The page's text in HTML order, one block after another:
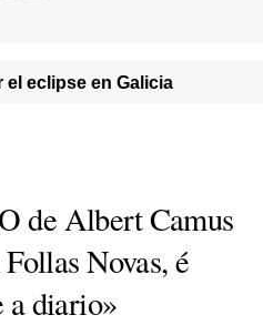
el eclipse en Galicia
de Albert Camus
Novas, é
a diario»